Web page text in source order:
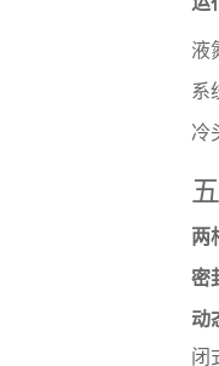
液
系
冷
两
密
动
闭